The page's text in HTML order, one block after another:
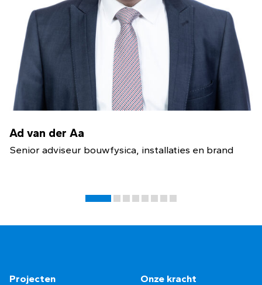
Ad van der Aa
Senior adviseur bouwfysica, installaties en brand
Projecten
Onze kracht